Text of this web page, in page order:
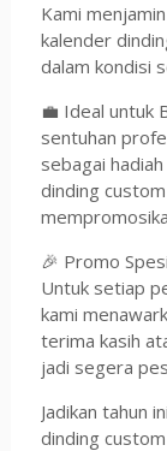
Kami
kalender
dalam kondisi
💼 Ideal untuk
sentuhan
sebagai
dinding
🎉 Promo
Untuk setiap
kami
terima kasih
jadi segera
Jadikan tahun
dinding custom